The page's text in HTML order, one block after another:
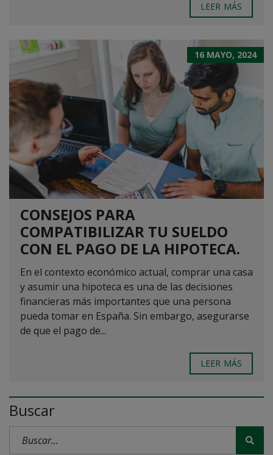
LEER MÁS
16 MAYO, 2024
CONSEJOS PARA
COMPATIBILIZAR TU SUELDO
CON EL PAGO DE LA HIPOTECA.
En el contexto económico actual, comprar una casa
y asumir una hipoteca es una de las decisiones
financieras más importantes que una persona
pueda tomar en España. Sin embargo, asegurarse
de que el pago de...
LEER MÁS
Buscar